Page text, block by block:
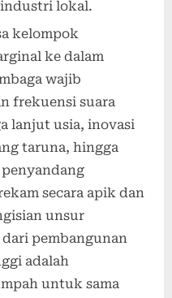
lokal.
kelompok
ke dalam
wajib
frekuensi suara
lanjut usia, inovasi
taruna, hingga
secara apik dan
unsur
pembangunan
adalah
untuk sama